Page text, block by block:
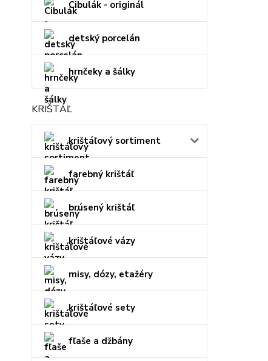
Cibulák - originál
detský porcelán
hrnčeky a šálky
KRIŠTÁĽ
krištáľový sortiment
farebný krištáľ
brúsený krištáľ
krištáľové vázy
misy, dózy, etažéry
krištáľové sety
fľaše a džbány